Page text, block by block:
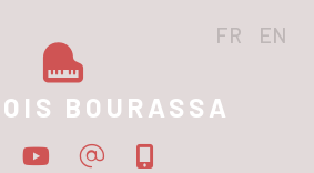
BOURASSA
FR EN